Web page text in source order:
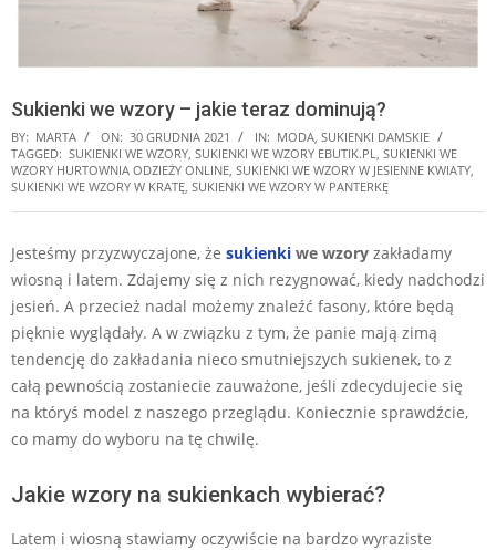
Sukienki we wzory – jakie teraz dominują?
BY: MARTA ON: 30 GRUDNIA 2021 IN: MODA, SUKIENKI DAMSKIE
TAGGED: SUKIENKI WE WZORY, SUKIENKI WE WZORY EBUTIK.PL, SUKIENKI WE
WZORY HURTOWNIA ODZIEŻY ONLINE, SUKIENKI WE WZORY W JESIENNE KWIATY,
SUKIENKI WE WZORY W KRATĘ, SUKIENKI WE WZORY W PANTERKĘ
Jesteśmy przyzwyczajone, że sukienki we wzory zakładamy
wiosną i latem. Zdajemy się z nich rezygnować, kiedy nadchodzi
jesień. A przecież nadal możemy znaleźć fasony, które będą
pięknie wyglądały. A w związku z tym, że panie mają zimą
tendencję do zakładania nieco smutniejszych sukienek, to z
całą pewnością zostaniecie zauważone, jeśli zdecydujecie się
na któryś model z naszego przeglądu. Koniecznie sprawdźcie,
co mamy do wyboru na tę chwilę.
Jakie wzory na sukienkach wybierać?
Latem i wiosną stawiamy oczywiście na bardzo wyraziste